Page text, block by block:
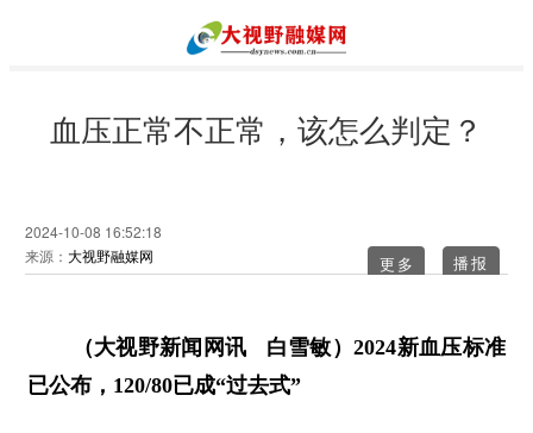
血压正常不正常，该怎么判定？
2024-10-08 16:52:18
来源： 大视野融媒网 更多
（大视野新闻网讯 白雪敏）2024新血压标准
已公布，120/80已成“过去式”